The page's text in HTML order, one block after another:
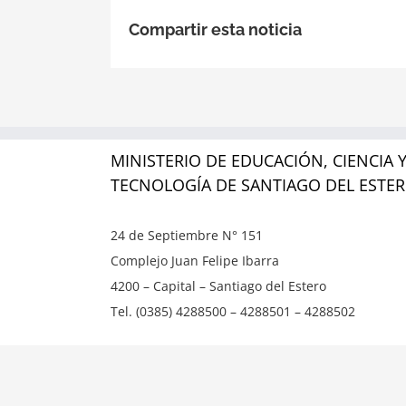
Compartir esta noticia
MINISTERIO DE EDUCACIÓN, CIENCIA Y
TECNOLOGÍA DE SANTIAGO DEL
24 de Septiembre N° 151
Complejo Juan Felipe Ibarra
4200 – Capital – Santiago del Estero
Tel. (0385) 4288500 – 4288501 – 4288502